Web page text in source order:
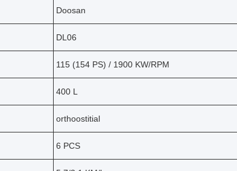
Doosan
DL06
115 (154 PS) / 1900 KW/RPM
400 L
orthoostitial
6 PCS